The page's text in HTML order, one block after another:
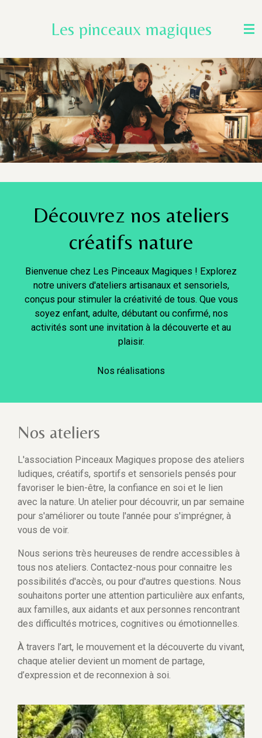
Les pinceaux magiques
Découvrez nos ateliers
créatifs nature
Bienvenue chez Les Pinceaux Magiques ! Explorez
notre univers d'ateliers artisanaux et sensoriels,
conçus pour stimuler la créativité de tous. Que vous
soyez enfant, adulte, débutant ou confirmé, nos
activités sont une invitation à la découverte et au
plaisir.
Nos réalisations
Nos ateliers
L'association Pinceaux Magiques propose des ateliers
ludiques, créatifs, sportifs et sensoriels pensés pour
favoriser le bien-être, la confiance en soi et le lien
avec la nature. Un atelier pour découvrir, un par semaine
pour s'améliorer ou toute l'année pour s'imprégner, à
vous de voir.
Nous serions très heureuses de rendre accessibles à
tous nos ateliers. Contactez-nous pour connaitre les
possibilités d'accès, ou pour d'autres questions. Nous
souhaitons porter une attention particulière aux enfants,
aux familles, aux aidants et aux personnes rencontrant
des difficultés motrices, cognitives ou émotionnelles.
À travers l’art, le mouvement et la découverte du vivant,
chaque atelier devient un moment de partage,
d’expression et de reconnexion à soi.